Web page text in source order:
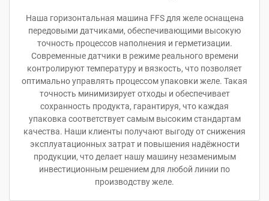
Наша горизонтальная машина FFS для желе оснащена
передовыми датчиками, обеспечивающими высокую
точность процессов наполнения и герметизации.
Современные датчики в режиме реального времени
контролируют температуру и вязкость, что позволяет
оптимально управлять процессом упаковки желе. Такая
точность минимизирует отходы и обеспечивает
сохранность продукта, гарантируя, что каждая
упаковка соответствует самым высоким стандартам
качества. Наши клиенты получают выгоду от снижения
эксплуатационных затрат и повышения надёжности
продукции, что делает нашу машину незаменимым
инвестиционным решением для любой линии по
производству желе.